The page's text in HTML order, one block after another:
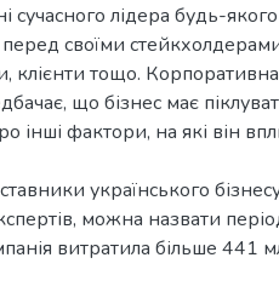
сучасного лідера будь-
своїми
клієнти тощо.
що бізнес має
інші фактори, на які він
українського
можна назвати
витратила більше 441